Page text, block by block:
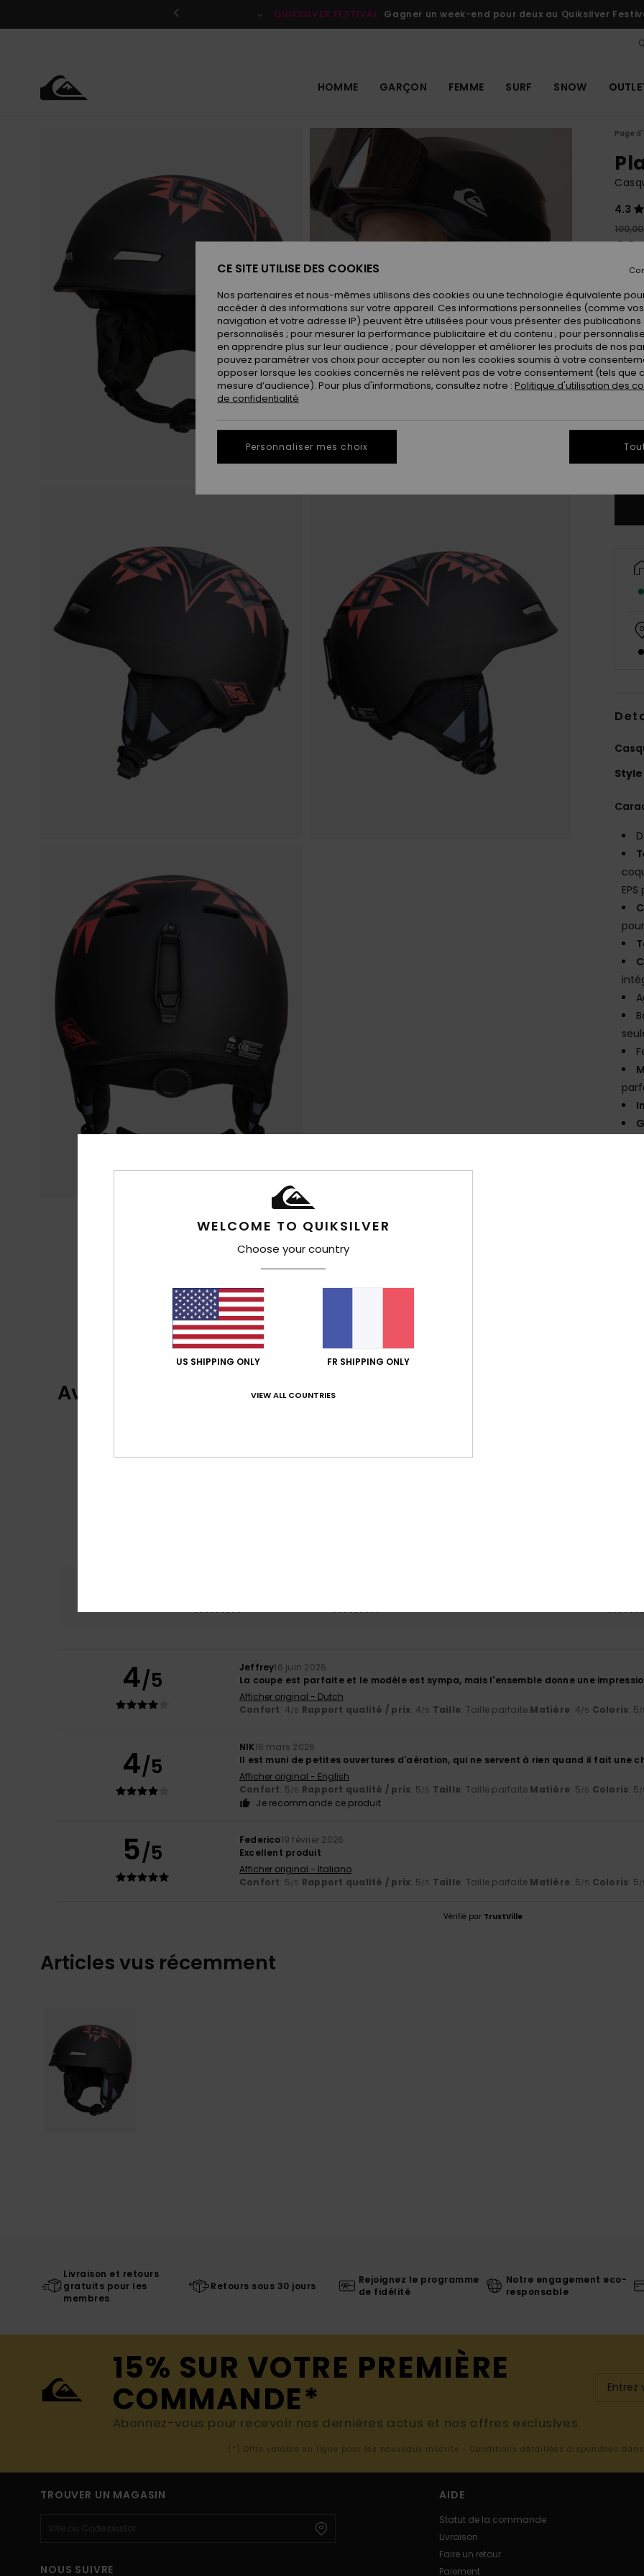
le
QUIKSILVER FESTIVAL Gagner un week-end pour deux au Quiksilver
HOMME GARÇON FEMME SURF SNOW
Page
4.3
S
Style
Avis clients
4/5 Jeffrey16 juin 2026
La coupe est parfaite et le modèle est sympa, mais l'ensemble donne une
Afficher original - Dutch
Confort: 4/5 Rapport qualité / prix: 4/5 Taille: Taille parfaite Matière: 4/5 Coloris: 5/
4/5
NIK16 mars 2026
Il est muni de petites ouvertures d'aération, qui ne servent à rien quand il fait une
Afficher original - English
Confort: 5/5 Rapport qualité / prix: 5/5 Taille: Taille parfaite Matière: 5/5 Coloris: 5/
Je recommande ce produit
5/5 Federico19 février 2026
Excellent produit
Afficher original - Italiano
Confort: 5/5 Rapport qualité / prix: 5/5 Taille: Taille parfaite Matière: 5/5 Coloris: 5/
Vérifié par TrustVille
Articles vus récemment
Livraison et retours
gratuits pour les
membres
Retours sous 30 jours
Rejoignez le programme
de fidélité
Notre engagement eco-
responsable
15% SUR VOTRE PREMIÈRE
COMMANDE*
Abonnez-vous pour recevoir nos dernières actus et nos offres exclusives.
(*) Offre valable en ligne pour les nouveaux inscrits - Conditions détaillées disponibles
TROUVER UN MAGASIN
NOUS SUIVRE
AIDE
Statut de la commande
Livraison
Faire un retour
Paiement
WELCOME TO QUIKSILVER
Choose your country
US SHIPPING ONLY FR SHIPPING ONLY
VIEW ALL COUNTRIES
CE SITE UTILISE DES COOKIES
Nos partenaires et nous-mêmes utilisons des cookies ou une technologie équivalente
accéder à des informations sur votre appareil. Ces informations personnelles (comme
navigation et votre adresse IP) peuvent être utilisées pour vous présenter des publications
personnalisés ; pour mesurer la performance publicitaire et du contenu ; pour
en apprendre plus sur leur audience ; pour développer et améliorer les produits de nos
pouvez paramétrer vos choix pour accepter ou non les cookies soumis à votre
opposer lorsque les cookies concernés ne relèvent pas de votre consentement (tels que
mesure d’audience). Pour plus d'informations, consultez notre : Politique d'utilisation des
de confidentialité
Personnaliser mes choix